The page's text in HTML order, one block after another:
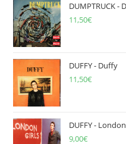
DUMPTRUCK -
11,50€
DUFFY - Duffy
11,50€
DUFFY -
9,00€